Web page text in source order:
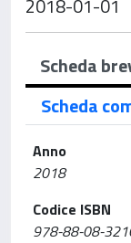
2018-01-01
Scheda
Scheda
Anno
2018
Codice ISBN
978-88-08-